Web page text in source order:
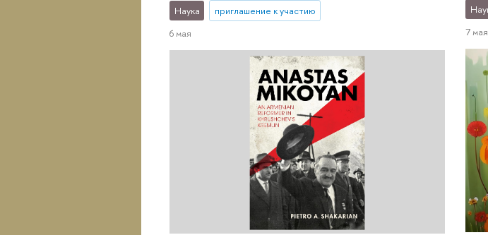
7 мая
Наука
приглашение к участию
6 мая